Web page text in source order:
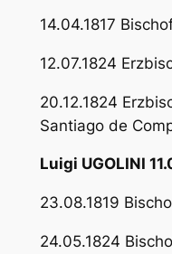
14.04.1817
12.07.1824
20.12.1824
Santiago de
Luigi UGOLINI
23.08.1819
24.05.1824